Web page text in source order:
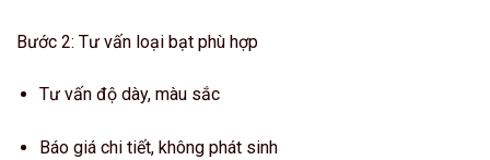
Bước 2: Tư vấn loại bạt phù hợp
Tư vấn độ dày, màu sắc
Báo giá chi tiết, không phát sinh